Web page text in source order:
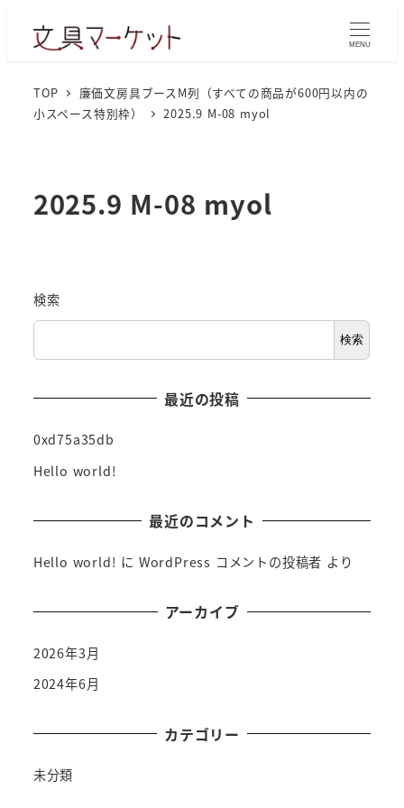
MENU
TOP
廉価文房具ブースM列（すべての商品が600円以内の
小スペース特別枠）
2025.9 M-08 myol
2025.9 M-08 myol
検索
検索
最近の投稿
0xd75a35db
Hello world!
最近のコメント
Hello world! に WordPress コメントの投稿者 より
アーカイブ
2026年3月
2024年6月
カテゴリー
未分類